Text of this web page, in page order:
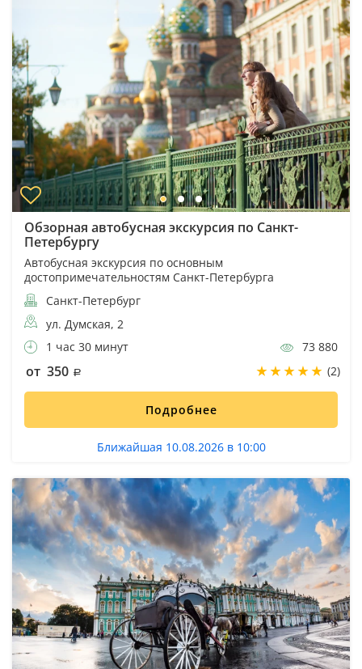
Обзорная автобусная экскурсия по Санкт-
Петербургу
Автобусная экскурсия по основным
достопримечательностям Санкт-Петербурга
Санкт-Петербург
ул. Думская, 2
1 час 30 минут
73 880
от 350 (2)
Подробнее
Ближайшая 10.08.2026 в 10:00